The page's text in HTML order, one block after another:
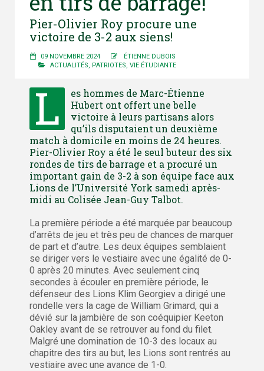
Pier-Olivier Roy procure une
victoire de 3-2 aux siens!
09 NOVEMBRE 2024
ÉTIENNE DUBOIS
ACTUALITÉS
PATRIOTES VIE ÉTUDIANTE
L
es hommes de Marc-Étienne
Hubert ont offert une belle
victoire à leurs partisans alors
qu’ils disputaient un deuxième
match à domicile en moins de 24 heures.
Pier-Olivier Roy a été le seul buteur des six
rondes de tirs de barrage et a procuré un
important gain de 3-2 à son équipe face aux
Lions de l’Université York samedi après-
midi au Colisée Jean-Guy Talbot.
La première période a été marquée par beaucoup
d’arrêts de jeu et très peu de chances de marquer
de part et d’autre. Les deux équipes semblaient
se diriger vers le vestiaire avec une égalité de 0-
0 après 20 minutes. Avec seulement cinq
secondes à écouler en première période, le
défenseur des Lions Klim Georgiev a dirigé une
rondelle vers la cage de William Grimard, qui a
dévié sur la jambière de son coéquipier Keeton
Oakley avant de se retrouver au fond du filet.
Malgré une domination de 10-3 des locaux au
chapitre des tirs au but, les Lions sont rentrés au
vestiaire avec une avance de 1-0.